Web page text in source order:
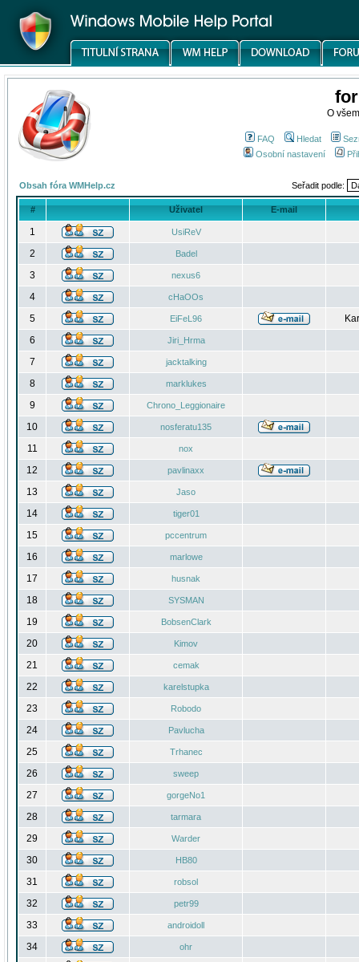
O
FAQ Hledat
Osobní nastavení
Obsah fóra WMHelp.cz Seřadit podle:
# Uživatel E-mail
1 UsiReV
2 Badel
3 nexus6
4 cHaOOs
5 EiFeL96
6
Jiri_Hrma
7 jacktalking
8 marklukes
9 Chrono_Leggionaire
10 nosferatu135
11 nox
12 pavlinaxx
13 Jaso
14 tiger01
15 pccentrum
16 marlowe
17 husnak
18 SYSMAN
19 BobsenClark
20 Kimov
21 cemak
22 karelstupka
23 Robodo
24 Pavlucha
25 Trhanec
26 sweep
27 gorgeNo1
28 tarmara
29 Warder
30 HB80
31 robsol
32 petr99
33 androidoll
34 ohr